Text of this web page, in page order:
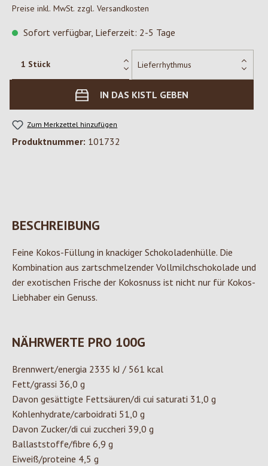
Preise inkl. MwSt. zzgl. Versandkosten
Sofort verfügbar, Lieferzeit: 2-5 Tage
IN DAS KISTL GEBEN
Zum Merkzettel hinzufügen
Produktnummer: 101732
BESCHREIBUNG
Feine Kokos-Füllung in knackiger Schokoladenhülle. Die
Kombination aus zartschmelzender Vollmilchschokolade und
der exotischen Frische der Kokosnuss ist nicht nur für Kokos-
Liebhaber ein Genuss.
NÄHRWERTE PRO 100G
Brennwert/energia 2335 kJ / 561 kcal
Fett/grassi 36,0 g
Davon gesättigte Fettsäuren/di cui saturati 31,0 g
Kohlenhydrate/carboidrati 51,0 g
Davon Zucker/di cui zuccheri 39,0 g
Ballaststoffe/fibre 6,9 g
Eiweiß/proteine 4,5 g